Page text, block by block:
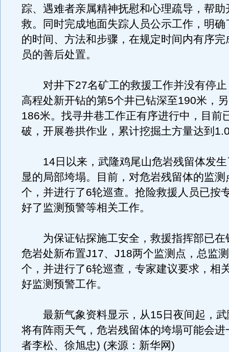
踪、遇难者亲属精神抚慰和心理疏导，帮助
救。同时完成地面失踪人员公示工作，明确
的时间、方法和步骤，在规定时间内有序完
员的善后处置。
对井下27名矿工的救援工作并没有停止
高程处新开钻的第5个井已钻深至190米，
186米。找寻井巷工作正有序进行中，目前
破，开展卷拱作业，累计挖掘土方量达到
14日以来，武隆鸡尾山危岩残留体发生
显的局部垮塌。目前，对危岩残留体的监
个，并进行了6轮巡查。抢险救援人员已按
好了监测预警等相关工作。
为保证钻探施工安全，救援指挥部已在
危岩处新布置J17、J18两个监测点，总监
个，并进行了6轮巡查，专家建议要求，相
好监测预警工作。
最新气象资料显示，从15日夜间起，武
将有阵雨天气，危岩残留体的垮塌可能会进
者李松、徐旭忠) (来源：新华网)